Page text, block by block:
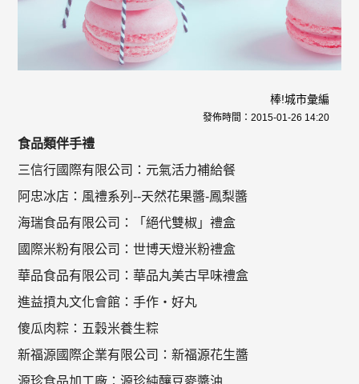
棒!城市彙編
發佈時間： 2015-01-26 14:20
食品類伴手禮
三信行國際有限公司：元氣活力補給餐
阿忠冰店：風禮系列--天然花果醬-鳳梨醬
海瑞食品有限公司：「絕代雙椒」禮盒
國際米粉有限公司：世博天燈米粉禮盒
華品食品有限公司：華品丸美古早味禮盒
進益摃丸文化會館：手作‧好丸
傻瓜肉粽：五穀米養生粽
新福源國際企業有限公司：新福源花生醬
源珍食品加工廠：源珍純釀豆麥醬油